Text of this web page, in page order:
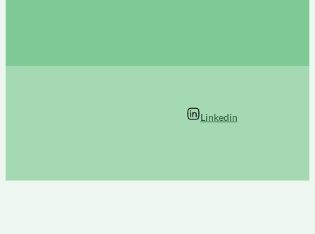
Linkedin